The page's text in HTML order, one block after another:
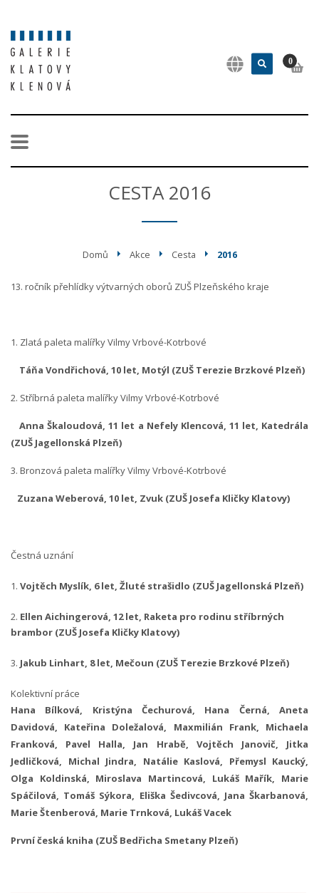
0
CESTA 2016
Domů Akce Cesta 2016
13. ročník přehlídky výtvarných oborů ZUŠ Plzeňského kraje
1. Zlatá paleta malířky Vilmy Vrbové-Kotrbové
Táňa Vondřichová, 10 let, Motýl (ZUŠ Terezie Brzkové Plzeň)
2. Stříbrná paleta malířky Vilmy Vrbové-Kotrbové
Anna Škaloudová, 11 let a Nefely Klencová, 11 let, Katedrála
(ZUŠ Jagellonská Plzeň)
3. Bronzová paleta malířky Vilmy Vrbové-Kotrbové
Zuzana Weberová, 10 let, Zvuk (ZUŠ Josefa Kličky Klatovy)
Čestná uznání
1. Vojtěch Myslík, 6 let, Žluté strašidlo (ZUŠ Jagellonská Plzeň)
2. Ellen Aichingerová, 12 let, Raketa pro rodinu stříbrných
brambor (ZUŠ Josefa Kličky Klatovy)
3. Jakub Linhart, 8 let, Mečoun (ZUŠ Terezie Brzkové Plzeň)
Kolektivní práce
Hana Bílková, Kristýna Čechurová, Hana Černá, Aneta
Davidová, Kateřina Doležalová, Maxmilián Frank, Michaela
Franková, Pavel Halla, Jan Hrabě, Vojtěch Janovič, Jitka
Jedličková, Michal Jindra, Natálie Kaslová, Přemysl Kaucký,
Olga Koldinská, Miroslava Martincová, Lukáš Mařík, Marie
Spáčilová, Tomáš Sýkora, Eliška Šedivcová, Jana Škarbanová,
Marie Štenberová, Marie Trnková, Lukáš Vacek
První česká kniha (ZUŠ Bedřicha Smetany Plzeň)